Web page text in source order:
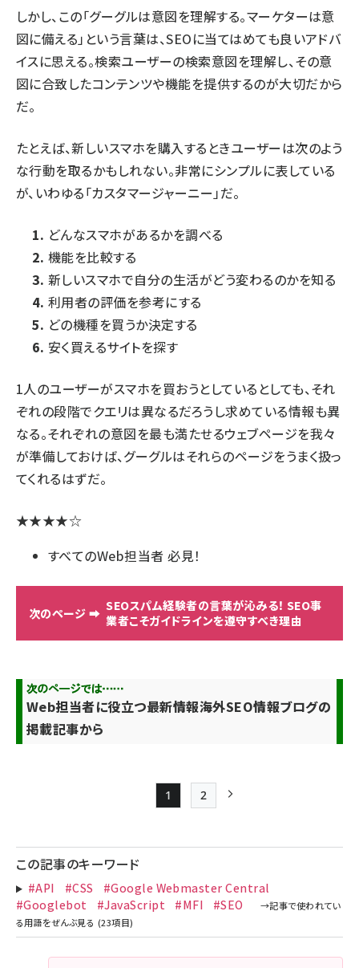
しかし、この「グーグルは意図を理解する。マーケターは意
図に備える」という言葉は、SEOに当てはめても良いアドバ
イスに思える。検索ユーザーの検索意図を理解し、その意
図に合致したコンテンツや機能を提供するのが大切だから
だ。
たとえば、新しいスマホを購入するときユーザーは次のよう
な行動を取るかもしれない。非常にシンプルに表している
が、いわゆる「カスタマージャーニー」だ。
どんなスマホがあるかを調べる
機能を比較する
新しいスマホで自分の生活がどう変わるのかを知る
利用者の評価を参考にする
どの機種を買うか決定する
安く買えるサイトを探す
1人のユーザーがスマホを買おうとしているとしても、それ
ぞれの段階でクエリは異なるだろうし求めている情報も異
なる。それぞれの意図を最も満たせるウェブページを我々
が準備しておけば、グーグルはそれらのページをうまく扱っ
てくれるはずだ。
★★★★☆
すべてのWeb担当者 必見！
SEOスパム経験者の言葉が沁みる！ SEO事
業者こそガイドラインを遵守すべき理由
Web担当者に役立つ最新情報海外SEO情報ブログの
掲載記事から
送
り
Page
1
Page
2
この記事のキーワード
#API #CSS
#Google Webmaster Central
#Googlebot
#JavaScript #MFI #SEO